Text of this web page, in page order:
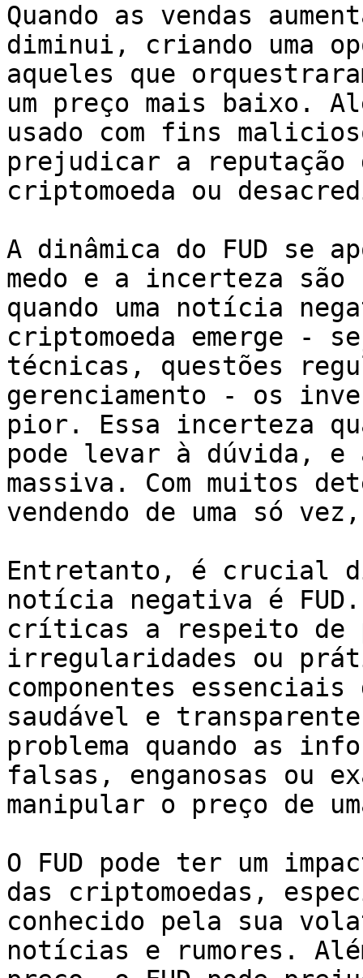
Quando as vendas
diminui, criando uma
aqueles que
um preço mais baixo.
usado com fins
prejudicar a reputação
criptomoeda ou
A dinâmica do FUD se
medo e a incerteza são
quando uma notícia
criptomoeda emerge -
técnicas, questões
gerenciamento - os
pior. Essa incerteza
pode levar à dúvida, e
massiva. Com muitos
vendendo de uma só
Entretanto, é crucial
notícia negativa é
críticas a respeito de
irregularidades ou
componentes
saudável e
problema quando as
falsas, enganosas ou
manipular o preço de
O FUD pode ter um
das criptomoedas,
conhecido pela sua
notícias e rumores.